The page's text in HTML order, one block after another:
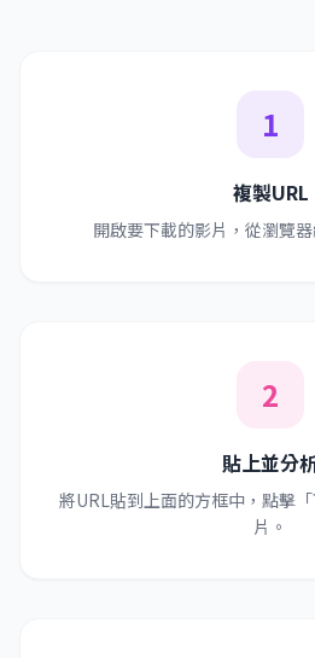
1
複製URL
開啟要下載的影片，從瀏覽
2
貼上並分
將URL貼到上面的方框中，點擊
片。